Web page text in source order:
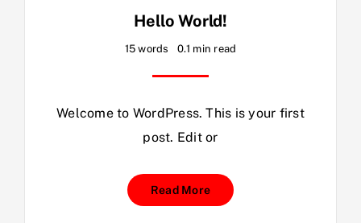
Hello World!
15 words 0.1 min read
Welcome to WordPress. This is your first
post. Edit or
Read More